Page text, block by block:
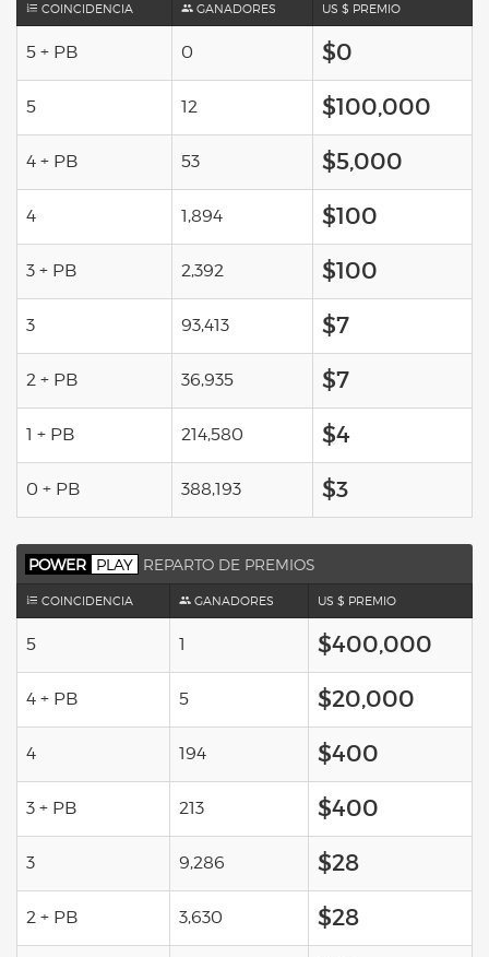
COINCIDENCIA GANADORES US $ PREMIO
5 + PB 0 $0
5 12 $100,000
4 + PB 53 $5,000
4 1,894 $100
3 + PB 2,392 $100
3 93,413 $7
2 + PB 36,935 $7
1 + PB 214,580 $4
0 + PB 388,193 $3
POWER PLAY REPARTO DE PREMIOS
COINCIDENCIA GANADORES US $ PREMIO
5 1 $400,000
4 + PB 5 $20,000
4 194 $400
3 + PB 213 $400
3 9,286 $28
2 + PB 3,630 $28